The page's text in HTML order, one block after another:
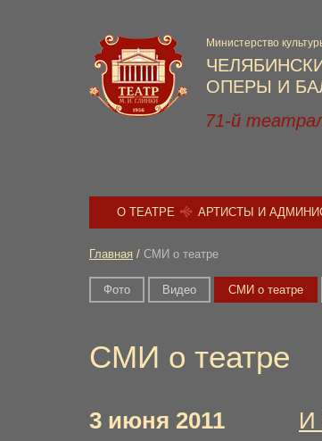
ОПЕРЫ И
Министерство
71-й
О ТЕАТРЕ АРТИСТЫ И
Главная / СМИ о театре
Фото Видео СМИ о театре
СМИ о театре
3 июня 2011 И